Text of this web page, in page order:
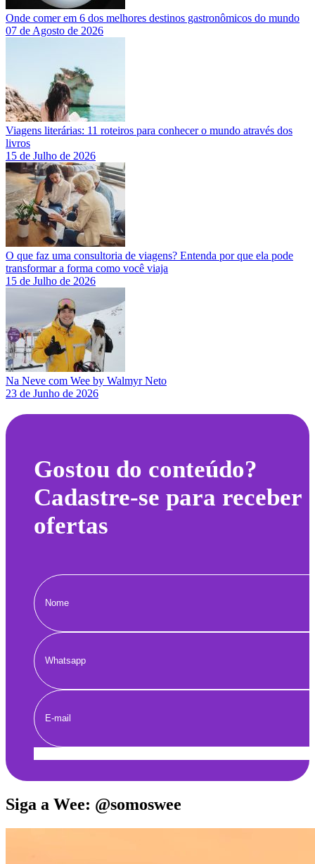
Onde comer em 6 dos melhores destinos gastronômicos do mundo
07 de Agosto de 2026
Viagens literárias: 11 roteiros para conhecer o mundo através dos
livros
15 de Julho de 2026
O que faz uma consultoria de viagens? Entenda por que ela pode
transformar a forma como você viaja
15 de Julho de 2026
Na Neve com Wee by Walmyr Neto
23 de Junho de 2026
Gostou do conteúdo?
Cadastre-se para receber
ofertas
Siga a Wee: @somoswee